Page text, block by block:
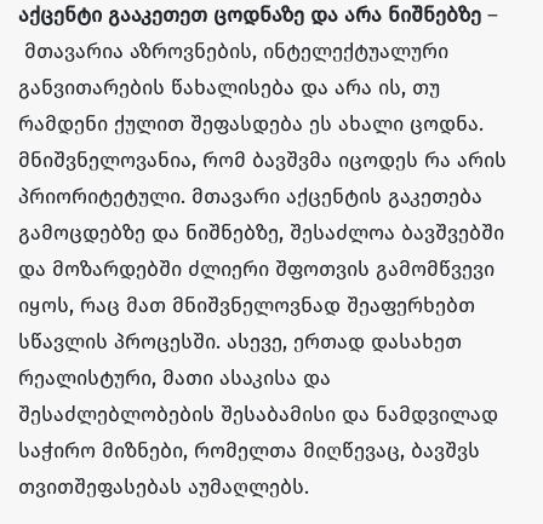
აქცენტი გააკეთეთ ცოდნაზე და არა ნიშნებზე –
მთავარია აზროვნების, ინტელექტუალური
განვითარების წახალისება და არა ის, თუ
რამდენი ქულით შეფასდება ეს ახალი ცოდნა.
მნიშვნელოვანია, რომ ბავშვმა იცოდეს რა არის
პრიორიტეტული. მთავარი აქცენტის გაკეთება
გამოცდებზე და ნიშნებზე, შესაძლოა ბავშვებში
და მოზარდებში ძლიერი შფოთვის გამომწვევი
იყოს, რაც მათ მნიშვნელოვნად შეაფერხებთ
სწავლის პროცესში. ასევე, ერთად დასახეთ
რეალისტური, მათი ასაკისა და
შესაძლებლობების შესაბამისი და ნამდვილად
საჭირო მიზნები, რომელთა მიღწევაც, ბავშვს
თვითშეფასებას აუმაღლებს.